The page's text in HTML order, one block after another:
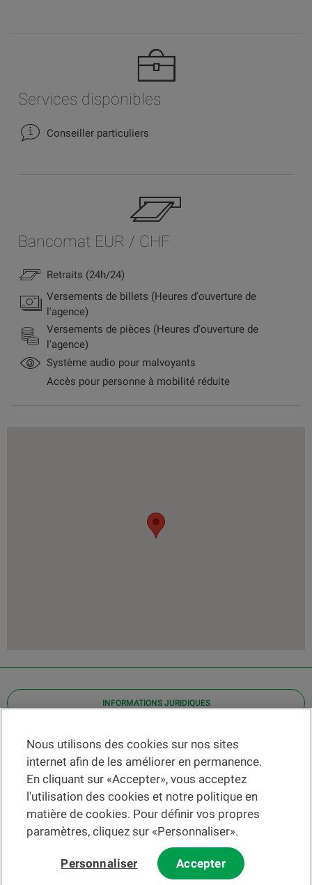
Services disponibles
Conseiller particuliers
Bancomat EUR / CHF
Retraits (24h/24)
Versements de billets (Heures d'ouverture de
l'agence)
Versements de pièces (Heures d'ouverture de
l'agence)
Système audio pour malvoyants
Accès pour personne à mobilité réduite
INFORMATIONS JURIDIQUES
Contact
Localiser une agence
Aide
Actualités
Taux de change
Nous utilisons des cookies sur nos sites
internet afin de les améliorer en permanence.
En cliquant sur «Accepter», vous acceptez
l'utilisation des cookies et notre politique en
matière de cookies. Pour définir vos propres
paramètres, cliquez sur «Personnaliser».
Personnaliser Accepter